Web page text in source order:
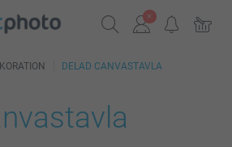
DELAD CANVASTAVLA